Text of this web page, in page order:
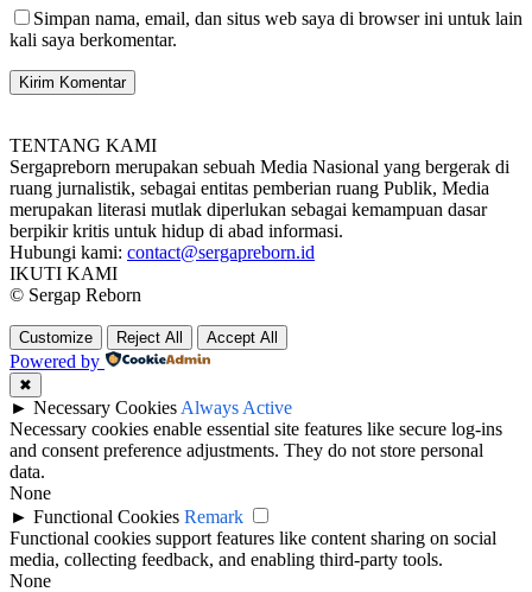
Simpan nama, email, dan situs web saya di browser ini untuk lain
kali saya berkomentar.
TENTANG KAMI
Sergapreborn merupakan sebuah Media Nasional yang bergerak di
ruang jurnalistik, sebagai entitas pemberian ruang Publik, Media
merupakan literasi mutlak diperlukan sebagai kemampuan dasar
berpikir kritis untuk hidup di abad informasi.
Hubungi kami: contact@sergapreborn.id
IKUTI KAMI
© Sergap Reborn
Customize Reject All Accept All
Powered by
✖
► Necessary Cookies Always Active
Necessary cookies enable essential site features like secure log-ins
and consent preference adjustments. They do not store personal
data.
None
► Functional Cookies Remark
Functional cookies support features like content sharing on social
media, collecting feedback, and enabling third-party tools.
None